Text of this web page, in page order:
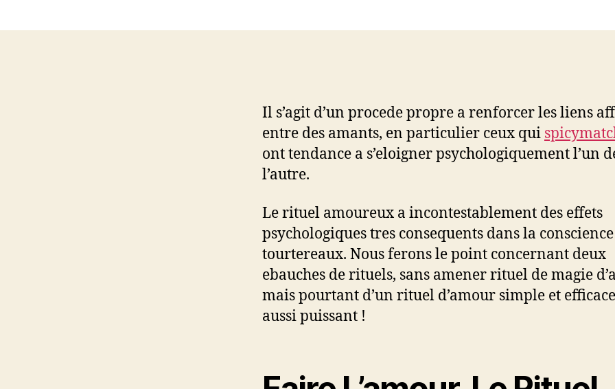
Il s’agit d’un procede propre a renforcer les liens
entre des amants, en particulier ceux qui
ont tendance a s’eloigner psychologiquement l’un
l’autre.
Le rituel amoureux a incontestablement des effets
psychologiques tres consequents dans la
tourtereaux. Nous ferons le point concernant deux
ebauches de rituels, sans amener rituel de magie
mais pourtant d’un rituel d’amour simple et
aussi puissant !